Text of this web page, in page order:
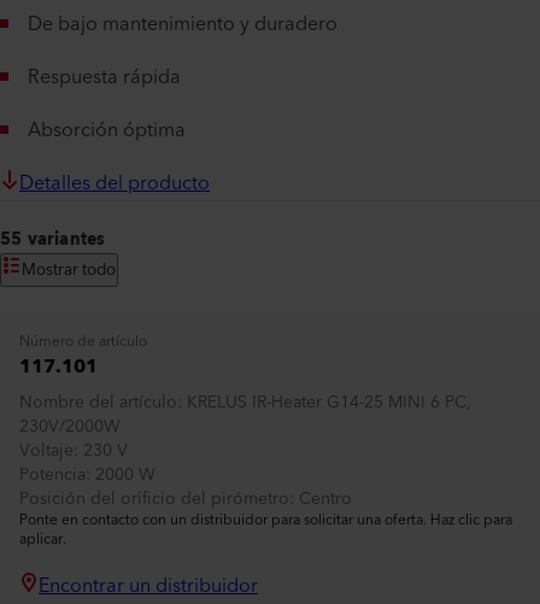
De bajo mantenimiento y duradero
Respuesta rápida
Absorción óptima
Detalles del producto
55 variantes
Mostrar todo
Número de artículo
117.101
Nombre del artículo KRELUS IR-Heater G14-25 MINI 6 PC,
230V/2000W
Voltaje 230 V
Potencia 2000 W
Posición del orificio del pirómetro Centro
Ponte en contacto con un distribuidor para solicitar una oferta. Haz clic para
aplicar.
Encontrar un distribuidor